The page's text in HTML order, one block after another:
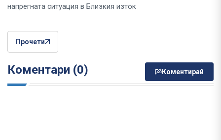
напрегната ситуация в Близкия изток
Прочети
Коментари (0) Коментирай